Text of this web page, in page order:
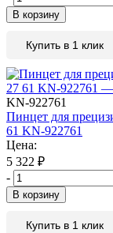
В корзину
Купить в 1 клик
KN-922761
Пинцет для
61 KN-922761
Цена:
5 322 ₽
-
В корзину
Купить в 1 клик